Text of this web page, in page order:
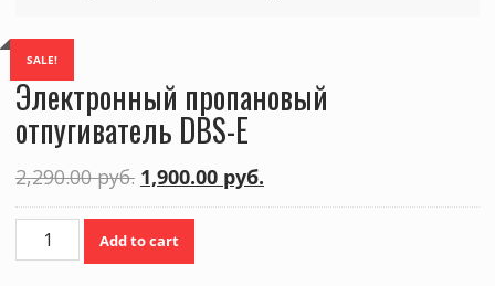
SALE!
Электронный пропановый
отпугиватель DBS-E
2,290.00руб. 1,900.00 руб.
Электронный
пропановый
Add to cart